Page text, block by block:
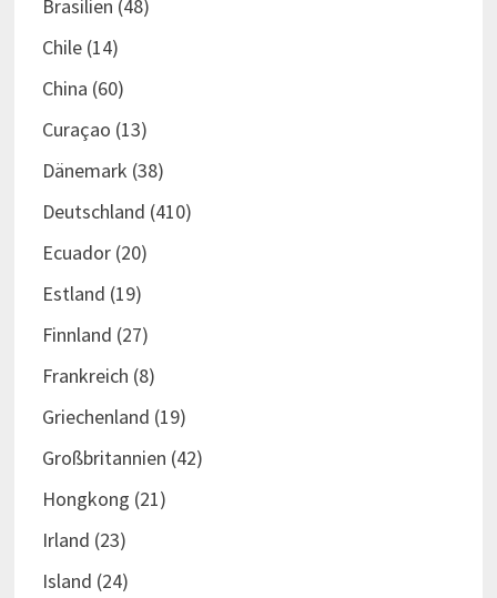
Brasilien (48)
Chile(14)
China (60)
Curaçao (13)
Dänemark (38)
Deutschland (410)
Ecuador(20)
Estland (19)
Finnland (27)
Frankreich (8)
Griechenland (19)
Großbritannien (42)
Hongkong (21)
Irland (23)
Island (24)